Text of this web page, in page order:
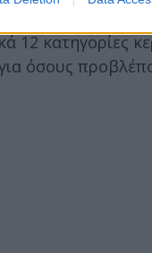
12 κατηγορίες
όσους